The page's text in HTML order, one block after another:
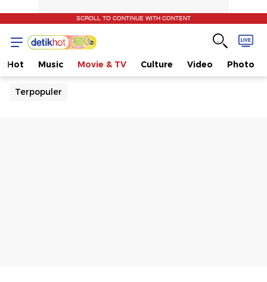
SCROLL TO CONTINUE WITH CONTENT
Hot Music Movie & TV Culture Video Photo
Terpopuler